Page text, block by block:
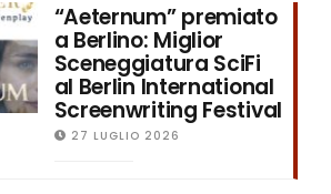
“Aeternum” premiato
a Berlino: Miglior
Sceneggiatura SciFi
al Berlin International
Screenwriting Festival
27 LUGLIO 2026